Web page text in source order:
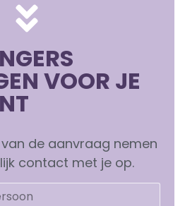
VOOR JE
de aanvraag nemen
contact met je op.